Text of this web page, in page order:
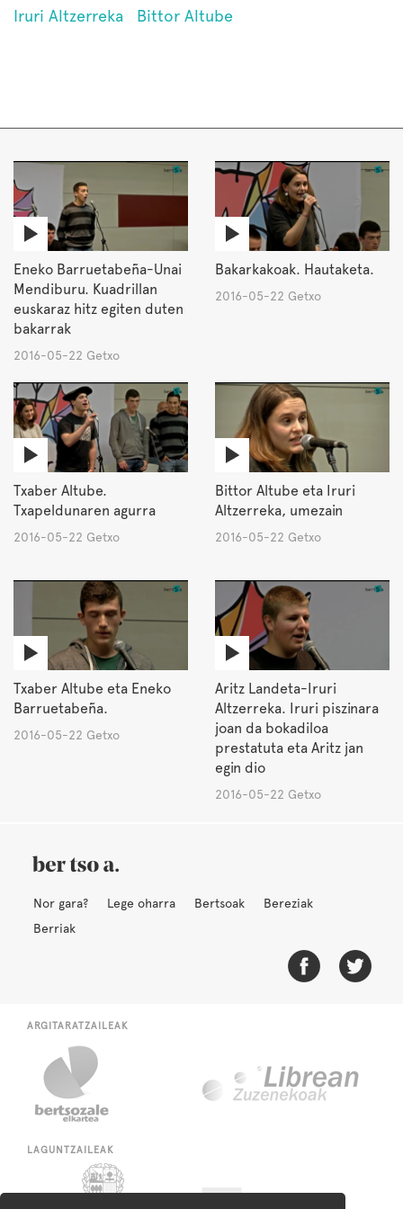
Iruri Altzerreka Bittor Altube
Eneko Barruetabeña-Unai
Mendiburu. Kuadrillan
euskaraz hitz egiten duten
bakarrak
2016-05-22 Getxo
Bakarkakoak. Hautaketa.
2016-05-22 Getxo
Txaber Altube.
Txapeldunaren agurra
2016-05-22 Getxo
Bittor Altube eta Iruri
Altzerreka, umezain
2016-05-22 Getxo
Txaber Altube eta Eneko
Barruetabeña.
2016-05-22 Getxo
Aritz Landeta-Iruri
Altzerreka. Iruri piszinara
joan da bokadiloa
prestatuta eta Aritz jan
egin dio
2016-05-22 Getxo
Nor gara? Lege oharra Bertsoak
Bereziak
Berriak
ARGITARATZAILEAK
LAGUNTZAILEAK